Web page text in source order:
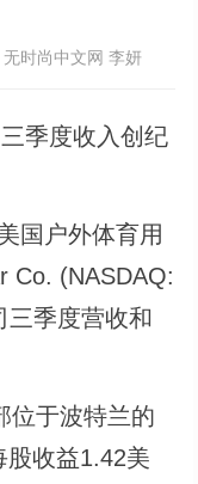
无时尚中文网 李妍
户外体育用
Co. (NASDAQ:
三季度营收和
于波特兰的
股收益1.42美